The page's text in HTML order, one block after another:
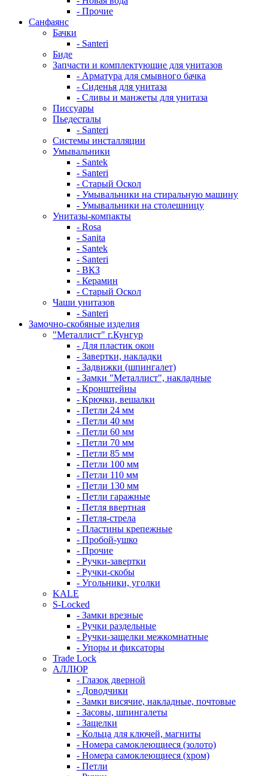
- Прочие
Санфаянс
Бачки
- Santeri
Биде
Запчасти и комплектующие для унитазов
- Арматура для смывного бачка
- Сиденья для унитаза
- Сливы и манжеты для унитаза
Писсуары
Пьедесталы
- Santeri
Системы инсталляции
Умывальники
- Santek
- Santeri
- Старый Оскол
- Умывальники на стиральную машину
- Умывальники на столешницу
Унитазы-компакты
- Rosa
- Sanita
- Santek
- Santeri
- ВКЗ
- Керамин
- Старый Оскол
Чаши унитазов
- Santeri
Замочно-скобяные изделия
"Металлист" г.Кунгур
- Для пластик окон
- Завертки, накладки
- Задвижки (шпингалет)
- Замки "Металлист", накладные
- Кронштейны
- Крючки, вешалки
- Петли 24 мм
- Петли 40 мм
- Петли 60 мм
- Петли 70 мм
- Петли 85 мм
- Петли 100 мм
- Петли 110 мм
- Петли 130 мм
- Петли гаражные
- Петля ввертная
- Петля-стрела
- Пластины крепежные
- Пробой-ушко
- Прочие
- Ручки-завертки
- Ручки-скобы
- Угольники, уголки
KALE
S-Locked
- Замки врезные
- Ручки раздельные
- Ручки-защелки межкомнатные
- Упоры и фиксаторы
Trade Lock
АЛЛЮР
- Глазок дверной
- Доводчики
- Замки висячие, накладные, почтовые
- Засовы, шпингалеты
- Защелки
- Кольца для ключей, магниты
- Номера самоклеющиеся (золото)
- Номера самоклеющиеся (хром)
- Петли